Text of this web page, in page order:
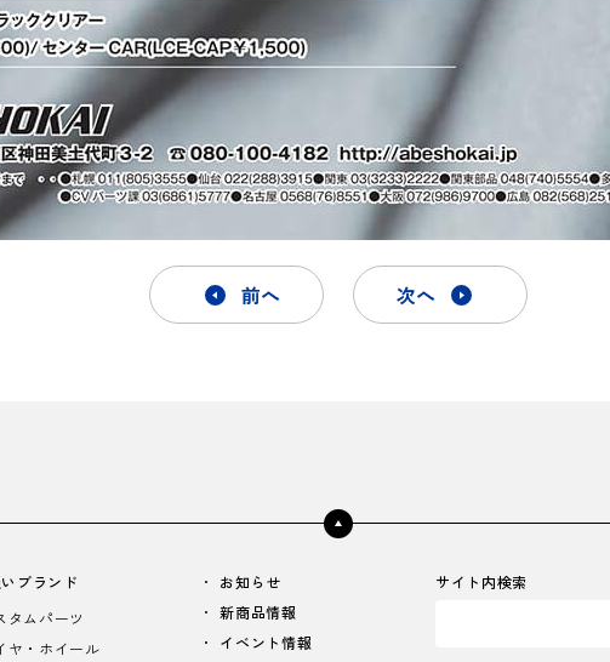
前へ 次へ
ブランド
タムパーツ
ヤ・ホイール
お知らせ
新商品情報
イベント情報
サイト内検索